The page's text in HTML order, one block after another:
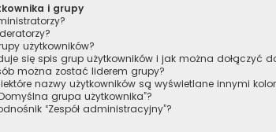
i grupy
użytkowników?
się spis grup użytkowników i jak można dołączyć
można zostać liderem grupy?
nazwy użytkowników są wyświetlane innymi
grupa użytkownika”?
“Zespół administracyjny”?